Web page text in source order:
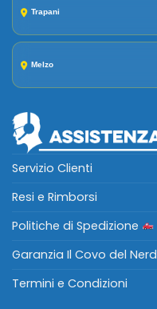
Trapani
Melzo
Servizio Clienti
Resi e Rimborsi
Politiche di Spedizione
Garanzia Il Covo del Nerd
Termini e Condizioni